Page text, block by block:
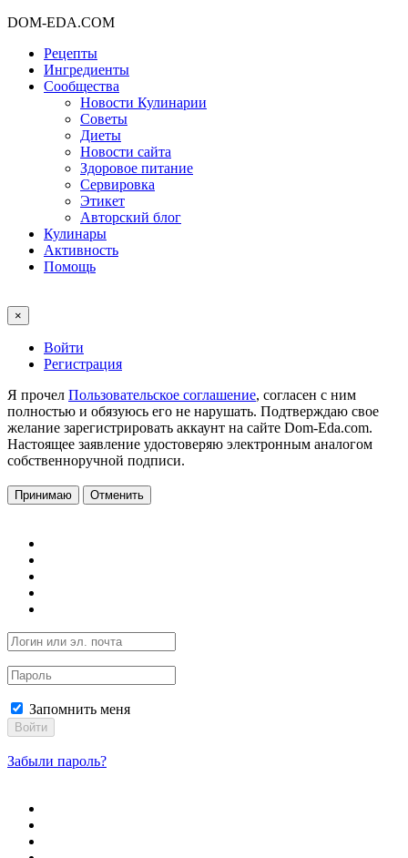
DOM-EDA.COM
Рецепты
Ингредиенты
Сообщества
Новости Кулинарии
Советы
Диеты
Новости сайта
Здоровое питание
Сервировка
Этикет
Авторский блог
Кулинары
Активность
Помощь
×
Войти
Регистрация
Я прочел Пользовательское соглашение, согласен с ним
полностью и обязуюсь его не нарушать. Подтверждаю свое
желание зарегистрировать аккаунт на сайте Dom-Eda.com.
Настоящее заявление удостоверяю электронным аналогом
собственноручной подписи.
Принимаю Отменить
Запомнить меня
Войти
Забыли пароль?